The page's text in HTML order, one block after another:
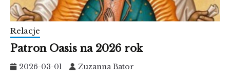
Relacje
Patron Oasis na 2026 rok
2026-03-01 Zuzanna Bator